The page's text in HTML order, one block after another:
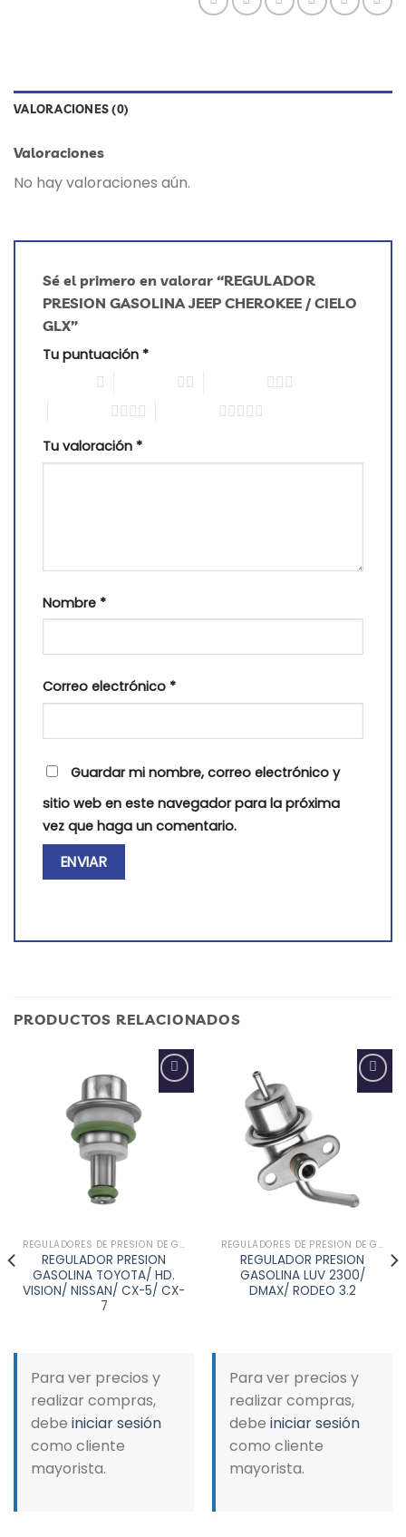
VALORACIONES (0)
Valoraciones
No hay valoraciones aún.
Sé el primero en valorar “REGULADOR
PRESION GASOLINA JEEP CHEROKEE / CIELO
GLX”
Tu puntuación *
Tu valoración *
Nombre *
Correo electrónico *
Guardar mi nombre, correo electrónico y
sitio web en este navegador para la próxima
vez que haga un comentario.
PRODUCTOS RELACIONADOS
REGULADORES DE PRESION DE GASOLINA
REGULADOR PRESION
GASOLINA TOYOTA/ HD.
VISION/ NISSAN/ CX-5/ CX-
7
Para ver precios y
realizar compras,
debe iniciar sesión
como cliente
mayorista.
REGULADORES DE PRESION DE GASOLINA
REGULADOR PRESION
GASOLINA LUV 2300/
DMAX/ RODEO 3.2
Para ver precios y
realizar compras,
debe iniciar sesión
como cliente
mayorista.